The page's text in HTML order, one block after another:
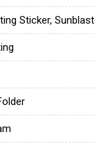
Sticker, Sunblast